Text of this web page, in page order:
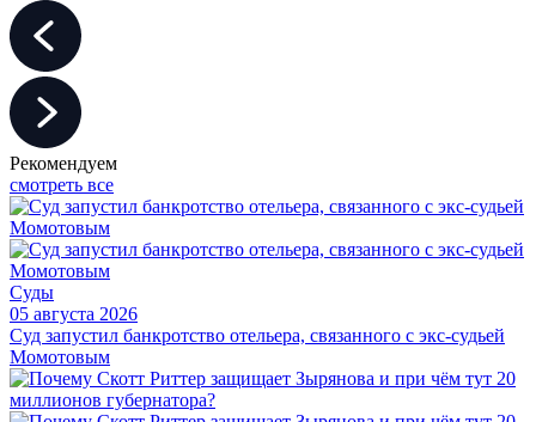
Рекомендуем
смотреть все
Суды
05 августа 2026
Суд запустил банкротство отельера, связанного с экс-судьей
Момотовым